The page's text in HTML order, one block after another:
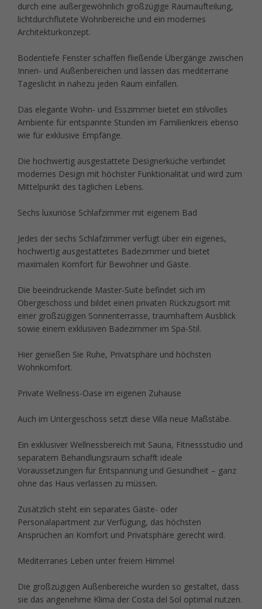
durch eine außergewöhnlich großzügige Raumaufteilung,
lichtdurchflutete Wohnbereiche und ein modernes
Architekturkonzept.
Bodentiefe Fenster schaffen fließende Übergänge zwischen
Innen- und Außenbereichen und lassen das mediterrane
Tageslicht in nahezu jeden Raum einfallen.
Das elegante Wohn- und Esszimmer bietet ein stilvolles
Ambiente für entspannte Stunden im Familienkreis ebenso
wie für exklusive Empfänge.
Die hochwertig ausgestattete Designerküche verbindet
modernes Design mit höchster Funktionalität und wird zum
Mittelpunkt des täglichen Lebens.
Sechs luxuriöse Schlafzimmer mit eigenem Bad
Jedes der sechs Schlafzimmer verfügt über ein eigenes,
hochwertig ausgestattetes Badezimmer und bietet
maximalen Komfort für Bewohner und Gäste.
Die beeindruckende Master-Suite befindet sich im
Obergeschoss und bildet einen privaten Rückzugsort mit
einer großzügigen Sonnenterrasse, traumhaftem Ausblick
sowie einem exklusiven Badezimmer im Spa-Stil.
Hier genießen Sie Ruhe, Privatsphäre und höchsten
Wohnkomfort.
Private Wellness-Oase im eigenen Zuhause
Auch im Untergeschoss setzt diese Villa neue Maßstäbe.
Ein exklusiver Wellnessbereich mit Sauna, Fitnessstudio und
separatem Behandlungsraum schafft ideale
Voraussetzungen für Entspannung und Gesundheit – ganz
ohne das Haus verlassen zu müssen.
Zusätzlich steht ein separates Gäste- oder
Personalapartment zur Verfügung, das höchsten
Ansprüchen an Komfort und Privatsphäre gerecht wird.
Mediterranes Leben unter freiem Himmel
Die großzügigen Außenbereiche wurden so gestaltet, dass
sie das angenehme Klima der Costa del Sol optimal nutzen.